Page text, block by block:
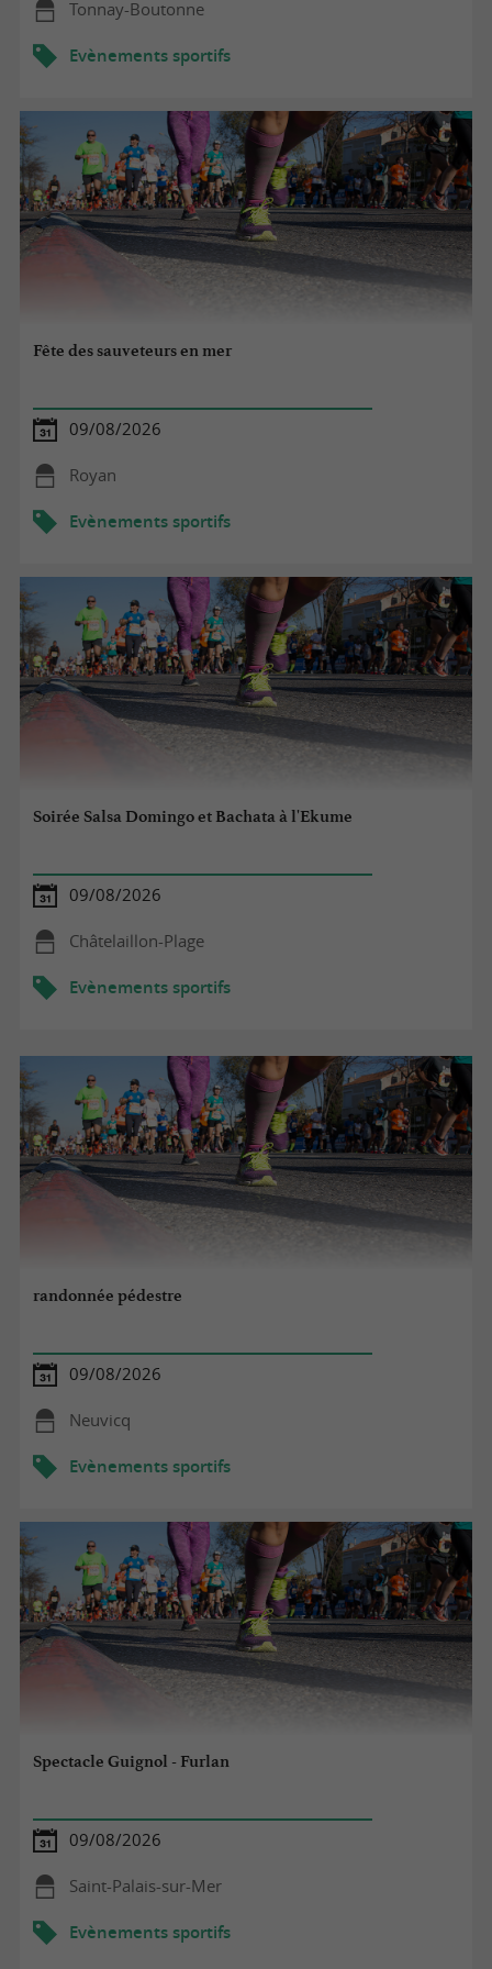
Tonnay-Boutonne
Evènements sportifs
Fête des sauveteurs en mer
09/08/2026
Royan
Evènements sportifs
Soirée Salsa Domingo et Bachata à l'Ekume
09/08/2026
Châtelaillon-Plage
Evènements sportifs
randonnée pédestre
09/08/2026
Neuvicq
Evènements sportifs
Spectacle Guignol - Furlan
09/08/2026
Saint-Palais-sur-Mer
Evènements sportifs